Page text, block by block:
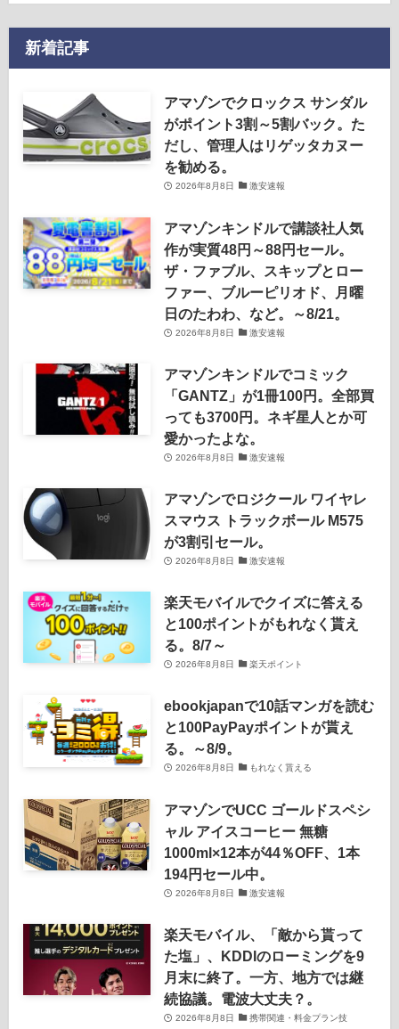
新着記事
アマゾンでクロックス サンダル
がポイント3割～5割バック。た
だし、管理人はリゲッタカヌー
を勧める。
2026年8月8日 激安速報
アマゾンキンドルで講談社人気
作が実質48円～88円セール。
ザ・ファブル、スキップとロー
ファー、ブルーピリオド、月曜
日のたわわ、など。～8/21。
2026年8月8日 激安速報
アマゾンキンドルでコミック
「GANTZ」が1冊100円。全部買
っても3700円。ネギ星人とか可
愛かったよな。
2026年8月8日 激安速報
アマゾンでロジクール ワイヤレ
スマウス トラックボール M575
が3割引セール。
2026年8月8日 激安速報
楽天モバイルでクイズに答える
と100ポイントがもれなく貰え
る。8/7～
2026年8月8日 楽天ポイント
ebookjapanで10話マンガを読む
と100PayPayポイントが貰え
る。～8/9。
2026年8月8日 もれなく貰える
アマゾンでUCC ゴールドスペシ
ャル アイスコーヒー 無糖
1000ml×12本が44％OFF、1本
194円セール中。
2026年8月8日 激安速報
楽天モバイル、「敵から貰って
た塩」、KDDIのローミングを9
月末に終了。一方、地方では継
続協議。電波大丈夫？。
2026年8月8日 携帯関連・料金プラン技